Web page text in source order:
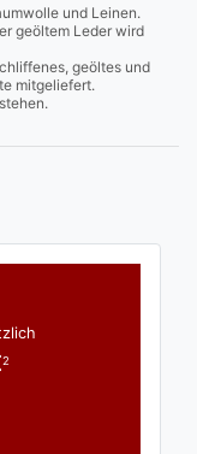
und Leinen.
geöltem Leder wird
geöltes und
mitgeliefert.
2